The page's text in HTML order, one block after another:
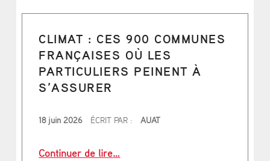
CLIMAT : CES 900 COMMUNES
FRANÇAISES OÙ LES
PARTICULIERS PEINENT À
S’ASSURER
18 juin 2026 ÉCRIT PAR : AUAT
Continuer de lire…